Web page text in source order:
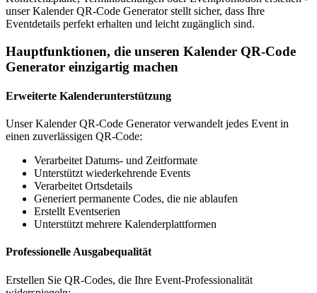
unser Kalender QR-Code Generator stellt sicher, dass Ihre
Eventdetails perfekt erhalten und leicht zugänglich sind.
Hauptfunktionen, die unseren Kalender QR-Code
Generator einzigartig machen
Erweiterte Kalenderunterstützung
Unser Kalender QR-Code Generator verwandelt jedes Event in
einen zuverlässigen QR-Code:
Verarbeitet Datums- und Zeitformate
Unterstützt wiederkehrende Events
Verarbeitet Ortsdetails
Generiert permanente Codes, die nie ablaufen
Erstellt Eventserien
Unterstützt mehrere Kalenderplattformen
Professionelle Ausgabequalität
Erstellen Sie QR-Codes, die Ihre Event-Professionalität